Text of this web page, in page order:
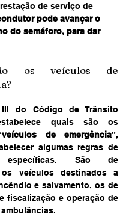
de serviço de
pode avançar o
do semáforo, para dar
os veículos de
do Código de Trânsito
quais são os
veículos de emergência”,
algumas regras de
específicas. São de
os veículos destinados a
e salvamento, os de
fiscalização e operação de